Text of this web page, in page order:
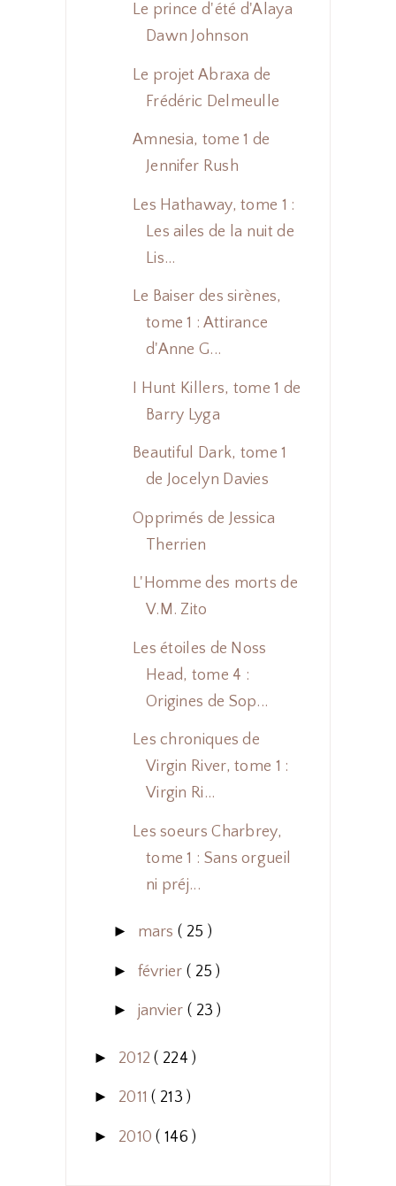
Le prince d'été d'Alaya
Dawn Johnson
Le projet Abraxa de
Frédéric Delmeulle
Amnesia, tome 1 de
Jennifer Rush
Les Hathaway, tome 1 :
Les ailes de la nuit de
Lis...
Le Baiser des sirènes,
tome 1 : Attirance
d'Anne G...
I Hunt Killers, tome 1 de
Barry Lyga
Beautiful Dark, tome 1
de Jocelyn Davies
Opprimés de Jessica
Therrien
L'Homme des morts de
V.M. Zito
Les étoiles de Noss
Head, tome 4 :
Origines de Sop...
Les chroniques de
Virgin River, tome 1 :
Virgin Ri...
Les soeurs Charbrey,
tome 1 : Sans orgueil
ni préj...
► mars ( 25 )
► février ( 25 )
► janvier ( 23 )
► 2012( 224 )
► 2011( 213 )
► 2010( 146 )